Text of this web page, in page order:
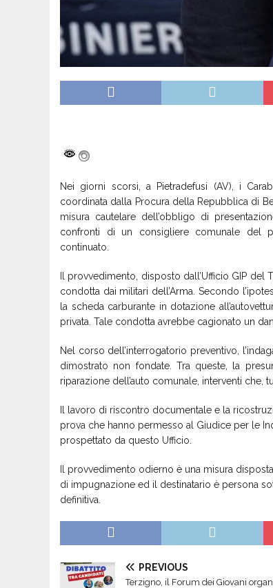
Nei giorni scorsi, a Pietradefusi (AV), i
coordinata dalla Procura della Repubblica di
misura cautelare dell’obbligo di
confronti di un consigliere comunale del
continuato.
Il provvedimento, disposto dall’Ufficio GIP del
condotta dai militari dell’Arma. Secondo
la scheda carburante in dotazione
privata. Tale condotta avrebbe cagionato un
Nel corso dell’interrogatorio preventivo,
dimostrato non fondate. Tra queste, la
riparazione dell’auto comunale, interventi che,
Il lavoro di riscontro documentale e la
prova che hanno permesso al Giudice per le
prospettato da questo Ufficio.
Il provvedimento odierno è una misura
di impugnazione ed il destinatario è persona
definitiva.
PREVIOUS
Terzigno, il Forum dei Giovani